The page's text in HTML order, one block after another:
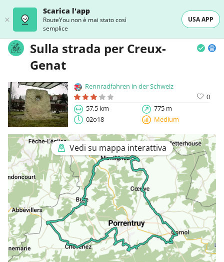
Scarica l'app
RouteYou non è mai stato così
semplice
USA APP
Sulla strada per Creux-
Genat
Rennradfahren in der Schweiz
0
57,5 km
775 m
02o18
Medium
Vedi su mappa interattiva